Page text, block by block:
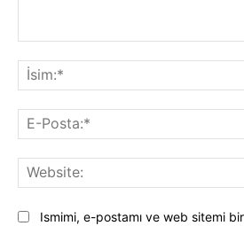
Ismimi, e-postamı ve web sitemi